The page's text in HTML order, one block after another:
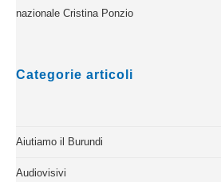
nazionale Cristina Ponzio
Categorie articoli
Aiutiamo il Burundi
Audiovisivi